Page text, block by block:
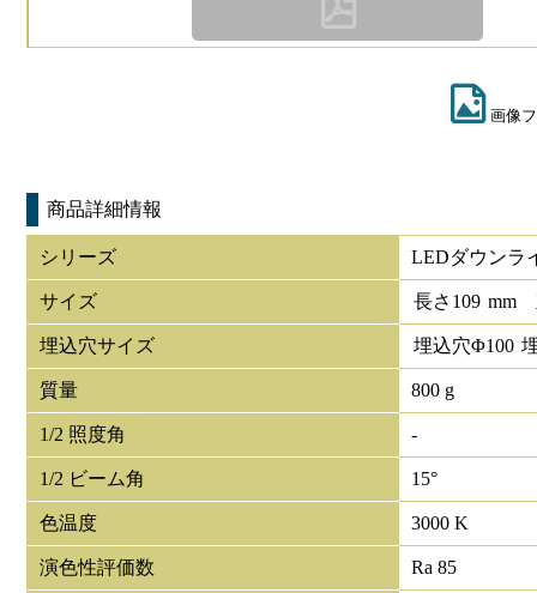
画像
商品詳細情報
シリーズ LEDダウンラ
サイズ 長さ 109 mm
埋込穴サイズ 埋込穴Φ100
質量 800 g
1/2 照度角 -
1/2 ビーム角 15°
色温度 3000 K
演色性評価数 Ra 85